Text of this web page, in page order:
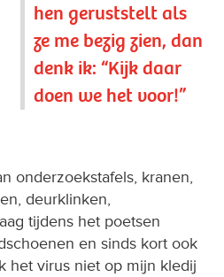
hen geruststelt als
ze me bezig zien, dan
denk ik: “Kijk daar
doen we het voor!”
onderzoekstafels, kranen,
deurklinken,
tijdens het poetsen
en sinds kort ook
het virus niet op mijn kledij